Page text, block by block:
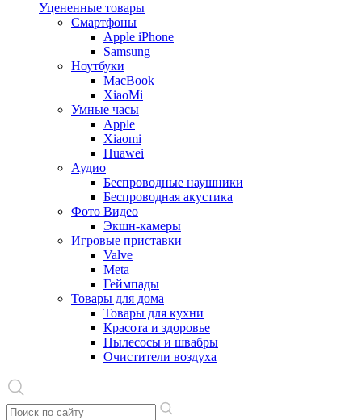
Уцененные товары
Cмартфоны
Apple iPhone
Samsung
Ноутбуки
MacBook
XiaoMi
Умные часы
Apple
Xiaomi
Huawei
Аудио
Беспроводные наушники
Беспроводная акустика
Фото Видео
Экшн-камеры
Игровые приставки
Valve
Meta
Геймпады
Товары для дома
Товары для кухни
Красота и здоровье
Пылесосы и швабры
Очистители воздуха